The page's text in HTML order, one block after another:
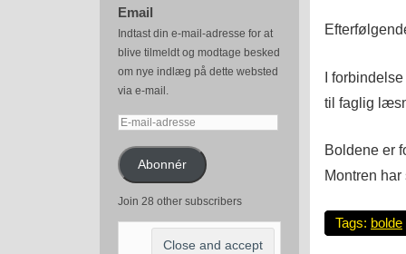
Email
Indtast din e-mail-adresse for at
blive tilmeldt og modtage besked
om nye indlæg på dette websted
via e-mail.
E-
adresseAbonnér
Join 28 other subscribers
I
til faglig
Boldene er
Montren
Tags: bolde